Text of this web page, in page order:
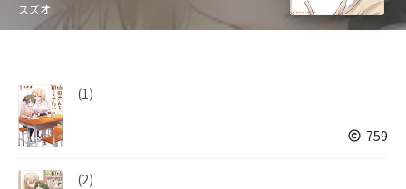
スズオ
(1)
759
(2)